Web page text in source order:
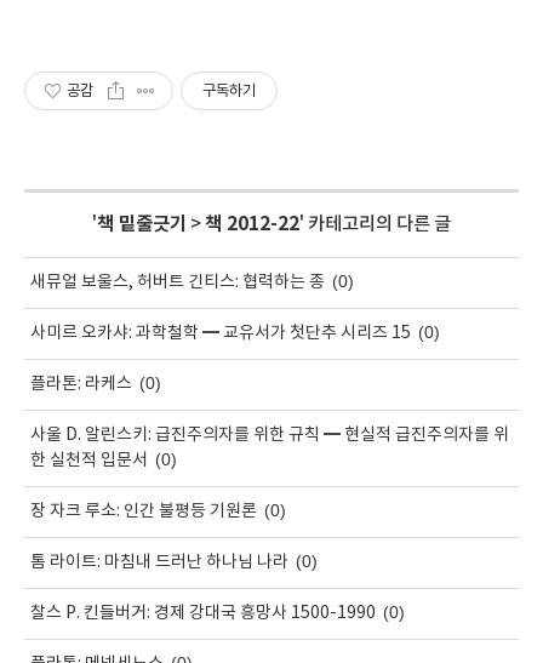
공감 구독하기
'책 밑줄긋기 >책 2012-22' 카테고리의 다른 글
새뮤얼 보울스, 허버트 긴티스: 협력하는 종 (0)
사미르 오카샤: 과학철학 ━ 교유서가 첫단추 시리즈 15 (0)
플라톤: 라케스 (0)
사울 D. 알린스키: 급진주의자를 위한 규칙 ━ 현실적 급진주의자를 위
한 실천적 입문서
(0)
장 자크 루소: 인간 불평등 기원론 (0)
톰 라이트: 마침내 드러난 하나님 나라 (0)
찰스 P. 킨들버거: 경제 강대국 흥망사 1500-1990 (0)